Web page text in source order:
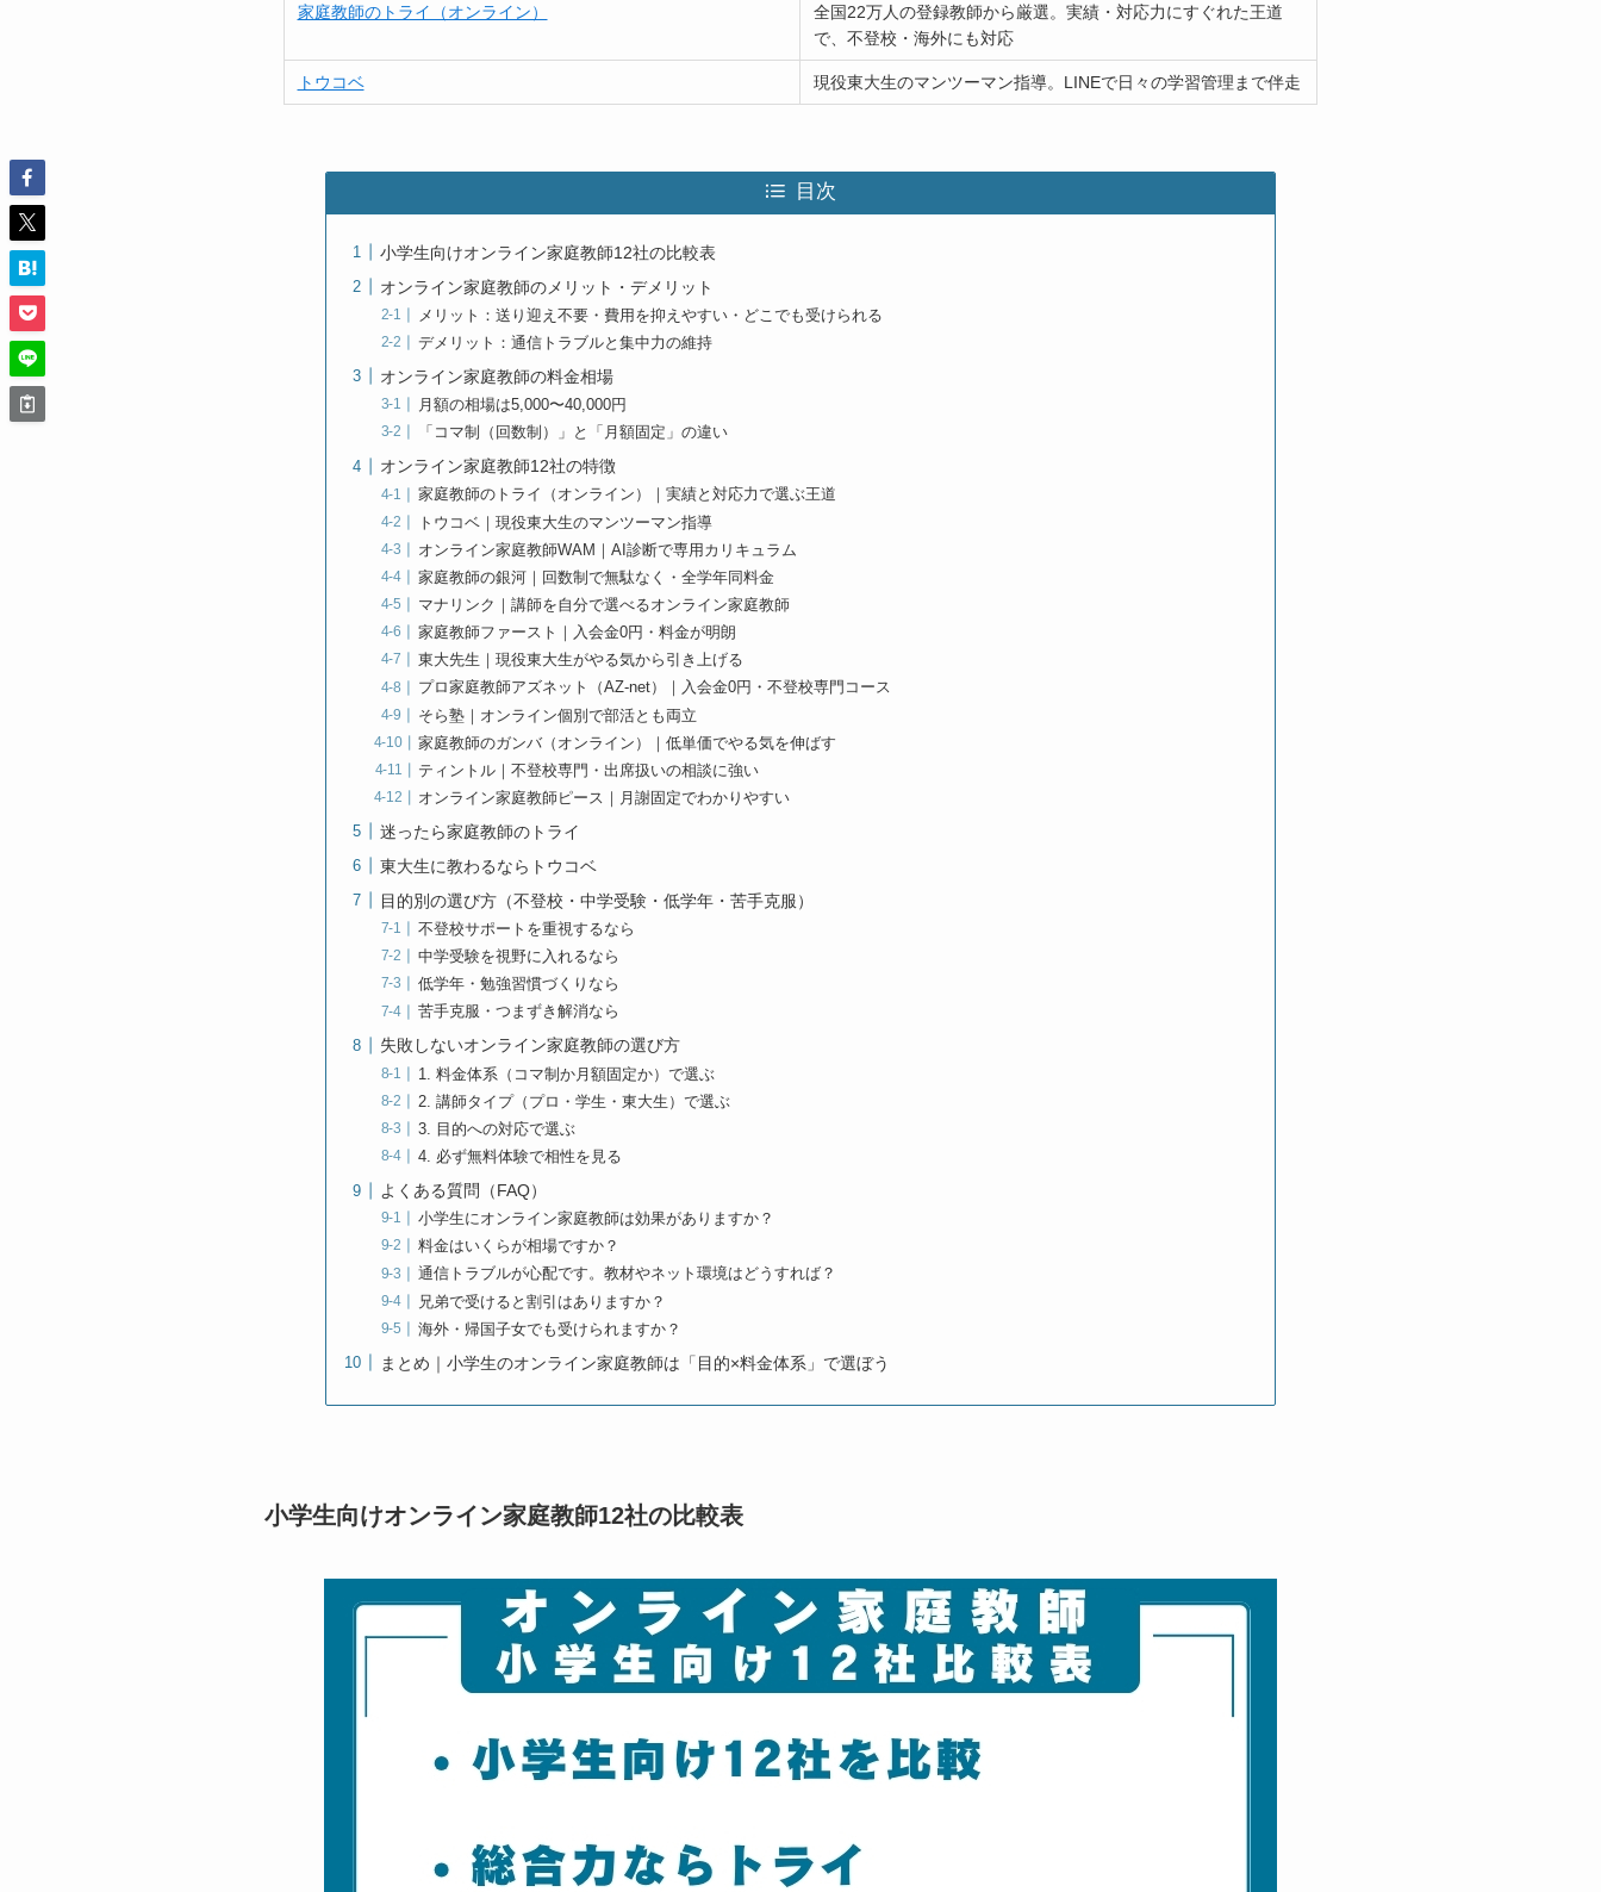
家庭教師のトライ（オンライン）
全国22万人の登録教師から厳選。実績・対応力にすぐれた王道
で、不登校・海外にも対応
トウコベ 現役東大生のマンツーマン指導。LINEで日々の学習管理まで伴走
目次
小学生向けオンライン家庭教師12社の比較表
オンライン家庭教師のメリット・デメリット
メリット：送り迎え不要・費用を抑えやすい・どこでも受けられる
デメリット：通信トラブルと集中力の維持
オンライン家庭教師の料金相場
月額の相場は5,000〜40,000円
「コマ制（回数制）」と「月額固定」の違い
オンライン家庭教師12社の特徴
家庭教師のトライ（オンライン）｜実績と対応力で選ぶ王道
トウコベ｜現役東大生のマンツーマン指導
オンライン家庭教師WAM｜AI診断で専用カリキュラム
家庭教師の銀河｜回数制で無駄なく・全学年同料金
マナリンク｜講師を自分で選べるオンライン家庭教師
家庭教師ファースト｜入会金0円・料金が明朗
東大先生｜現役東大生がやる気から引き上げる
プロ家庭教師アズネット（AZ-net）｜入会金0円・不登校専門コース
そら塾｜オンライン個別で部活とも両立
家庭教師のガンバ（オンライン）｜低単価でやる気を伸ばす
ティントル｜不登校専門・出席扱いの相談に強い
オンライン家庭教師ピース｜月謝固定でわかりやすい
迷ったら家庭教師のトライ
東大生に教わるならトウコベ
目的別の選び方（不登校・中学受験・低学年・苦手克服）
不登校サポートを重視するなら
中学受験を視野に入れるなら
低学年・勉強習慣づくりなら
苦手克服・つまずき解消なら
失敗しないオンライン家庭教師の選び方
1. 料金体系（コマ制か月額固定か）で選ぶ
2. 講師タイプ（プロ・学生・東大生）で選ぶ
3. 目的への対応で選ぶ
4. 必ず無料体験で相性を見る
よくある質問（FAQ）
小学生にオンライン家庭教師は効果がありますか？
料金はいくらが相場ですか？
通信トラブルが心配です。教材やネット環境はどうすれば？
兄弟で受けると割引はありますか？
海外・帰国子女でも受けられますか？
まとめ｜小学生のオンライン家庭教師は「目的×料金体系」で選ぼう
小学生向けオンライン家庭教師12社の比較表